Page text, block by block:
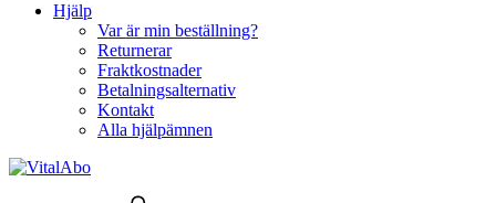
Hjälp
Var är min beställning?
Returnerar
Fraktkostnader
Betalningsalternativ
Kontakt
Alla hjälpämnen